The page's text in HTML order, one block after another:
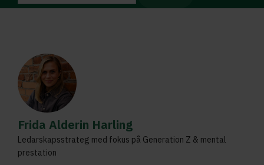
Frida Alderin Harling
Ledarskapsstrateg med fokus på Generation Z & mental
prestation